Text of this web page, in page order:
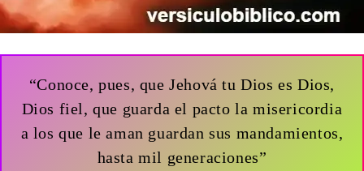
“Conoce, pues, que Jehová tu Dios es Dios,
Dios fiel, que guarda el pacto la misericordia
a los que le aman guardan sus mandamientos,
hasta mil generaciones”